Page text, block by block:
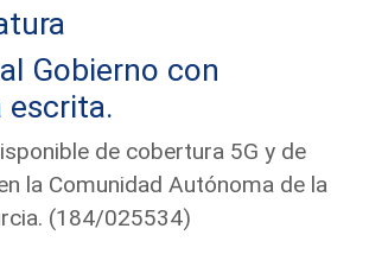
Gobierno con
escrita.
de cobertura 5G y de
la Comunidad Autónoma de la
(184/025534)